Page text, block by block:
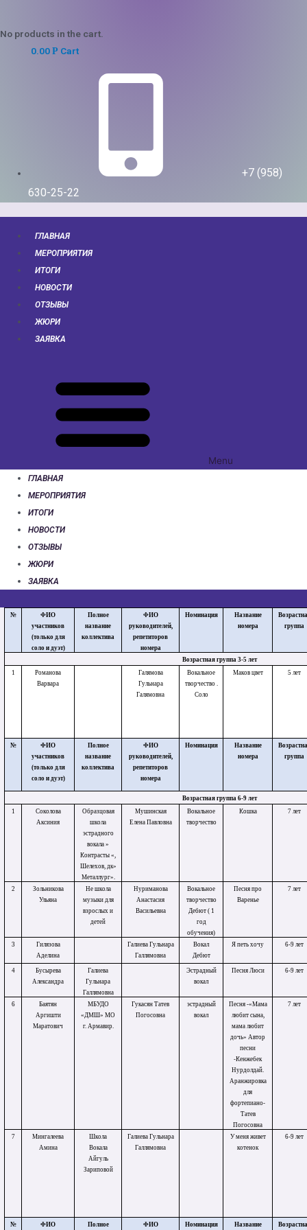
No products in the cart.
0.00 Р Cart
+7 (958)
630-25-22
ГЛАВНАЯ
МЕРОПРИЯТИЯ
ИТОГИ
НОВОСТИ
ОТЗЫВЫ
ЖЮРИ
ЗАЯВКА
Menu
ГЛАВНАЯ
МЕРОПРИЯТИЯ
ИТОГИ
НОВОСТИ
ОТЗЫВЫ
ЖЮРИ
ЗАЯВКА
№
ФИО
участников
(только для
соло и дуэт)
Полное
название
коллектива
ФИО
руководителей,
репетиторов
номера
Номинация
Название
номера
группа
Возрастная группа 3-5 лет
1
Романова
Варвара
Галямова
Гульнара
Галямовна
Вокальное
творчество .
Соло
Маков цвет 5 лет
№
ФИО
участников
(только для
соло и дуэт)
Полное
название
коллектива
ФИО
руководителей,
репетиторов
номера
Номинация
Название
номера
группа
Возрастная группа 6-9 лет
1
Соколова
Аксиния
Образцовая
школа
эстрадного
вокала »
Контрасты «,
Шелехов, дк»
Металлург».
Мушинская
Елена Павловна
Вокальное
творчество
Кошка 7 лет
2
Зольникова
Ульяна
Не школа
музыки для
взрослых и
детей
Нуриманова
Анастасия
Васильевна
Вокальное
творчество
Дебют ( 1
год
обучения)
Песня про
Варенье
7 лет
3
Гилязова
Аделина
Галиева Гульнара
Галлямовна
Вокал
Дебют
Я петь хочу 6-9 лет
4
Бусырева
Александра
Галиева
Гульнара
Галлямовна
Эстрадный
вокал
Песня Люси 6-9 лет
6
Баятян
Аргишти
Маратович
МБУДО
«ДМШ» МО
г. Армавир.
Гукасян Татев
Погосовна
эстрадный
вокал
Песня -«Мама
любит сына,
мама любит
дочь» Автор
песни
-Кенжебек
Нурдолдай.
Аранжировка
для
фортепиано-
Татев
Погосовна
7 лет
7
Мингалеева
Амина
Школа
Вокала
Айгуль
Зариповой
Галиева Гульнара
Галлямовна
У меня живет
котенок
6-9 лет
№ ФИО Полное ФИО Номинация Название